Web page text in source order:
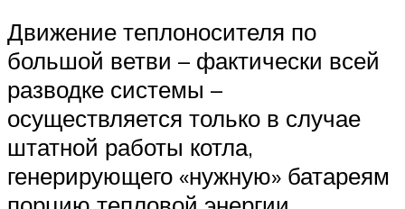
Движение теплоносителя по
большой ветви – фактически всей
разводке системы –
осуществляется только в случае
штатной работы котла,
генерирующего «нужную» батареям